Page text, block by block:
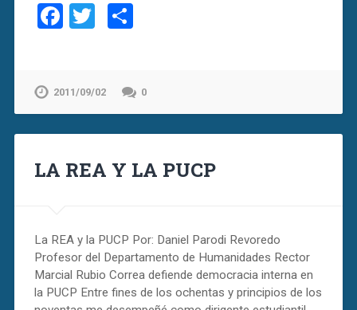
Facebook
Twitter
2011/09/02 0
LA REA Y LA PUCP
La REA y la PUCP Por: Daniel Parodi Revoredo
Profesor del Departamento de Humanidades Rector
Marcial Rubio Correa defiende democracia interna en
la PUCP Entre fines de los ochentas y principios de los